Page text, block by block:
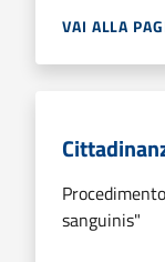
VAI ALLA
sanguinis"